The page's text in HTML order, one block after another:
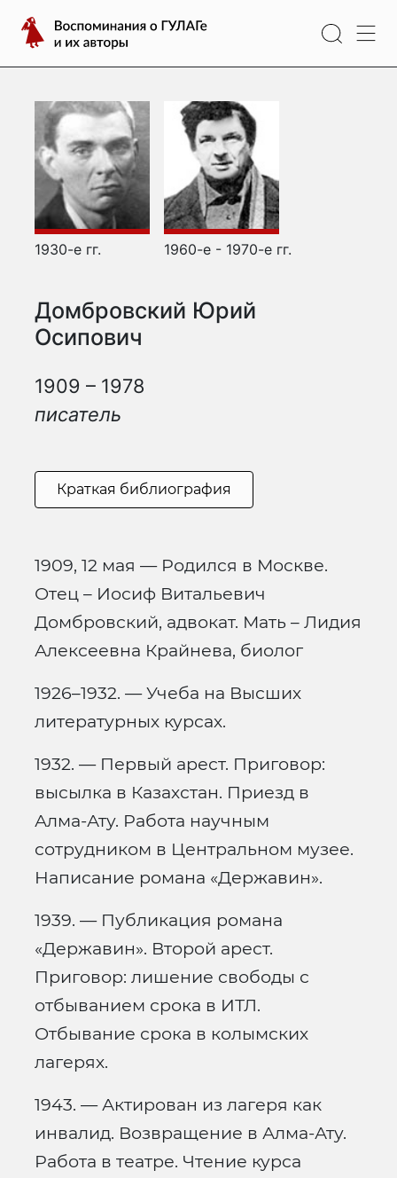
содержимому
Воспоминания
о
ГУЛАГе
авторы
Домбровский Юрий
Осипович
1909 – 1978
писатель
1930-е гг. 1960-е - 1970-е гг.
Краткая библиография
1909, 12 мая — Родился в Москве.
Отец – Иосиф Витальевич
Домбровский, адвокат. Мать – Лидия
Алексеевна Крайнева, биолог
1926–1932. — Учеба на Высших
литературных курсах.
1932. — Первый арест. Приговор:
высылка в Казахстан. Приезд в
Алма-Ату. Работа научным
сотрудником в Центральном музее.
Написание романа «Державин».
1939. — Публикация романа
«Державин». Второй арест.
Приговор: лишение свободы с
отбыванием срока в ИТЛ.
Отбывание срока в колымских
лагерях.
1943. — Актирован из лагеря как
инвалид. Возвращение в Алма-Ату.
Работа в театре. Чтение курса